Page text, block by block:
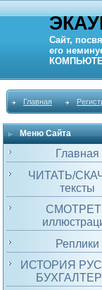
Сайт,
его
Главная
Меню Сайта
Главная
ЧИТАТЬ/
тексты
Реплики
ИСТОРИЯ